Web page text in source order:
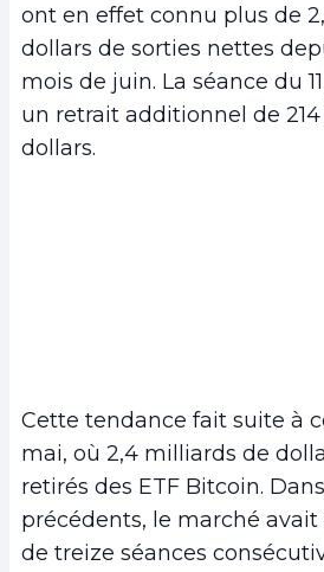
ont en effet connu plus de
dollars de sorties nettes
mois de juin. La séance du
un retrait additionnel de
dollars.
Cette tendance fait suite à
mai, où 2,4 milliards de
retirés des ETF Bitcoin.
précédents, le marché
de treize séances